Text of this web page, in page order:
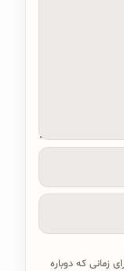
زمانی که دوباره